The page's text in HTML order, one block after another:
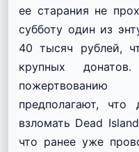
ее старания не
субботу один из
40 тысяч рублей,
крупных
предполагают, что
взломать Dead
что ранее уже